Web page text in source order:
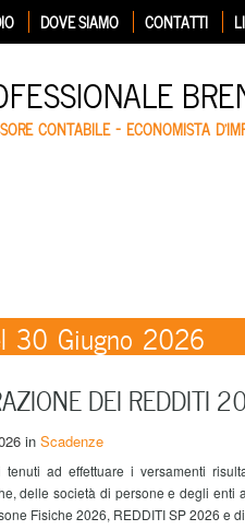
DOVE SIAMO CONTATTI
CONTABILE – ECONOMISTA
30 Giugno 2026
DEI REDDITI
in Scadenze
tenuti ad effettuare i versamenti
delle società di persone e degli enti
Fisiche 2026, REDDITI SP 2026 e